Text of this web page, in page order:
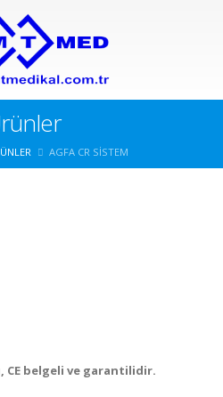
AGFA CR SISTEM
CE belgeli ve garantilidir.